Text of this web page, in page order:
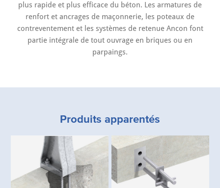
plus rapide et plus efficace du béton. Les armatures de
renfort et ancrages de maçonnerie, les poteaux de
contreventement et les systèmes de retenue Ancon font
partie intégrale de tout ouvrage en briques ou en
parpaings.
Produits apparentés